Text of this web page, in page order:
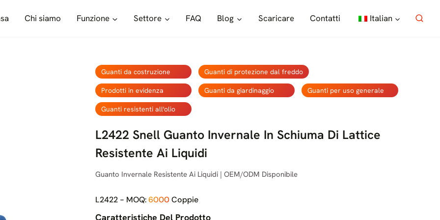
Chi siamo Funzione Settore FAQ Blog Scaricare Contatti Italian
Guanti da costruzione Guanti di protezione dal freddo
Prodotti in evidenza Guanti da giardinaggio Guanti per uso generale
Guanti resistenti all'olio
L2422 Snell Guanto Invernale In Schiuma Di Lattice
Resistente Ai Liquidi
Guanto Invernale Resistente Ai Liquidi | OEM/ODM Disponibile
L2422 - MOQ:6000Coppie
Caratteristiche Del Prodotto